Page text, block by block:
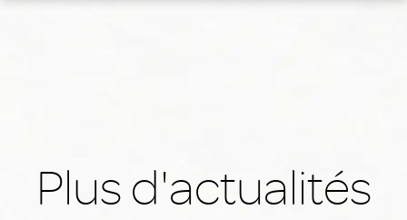
Plus d'actualités